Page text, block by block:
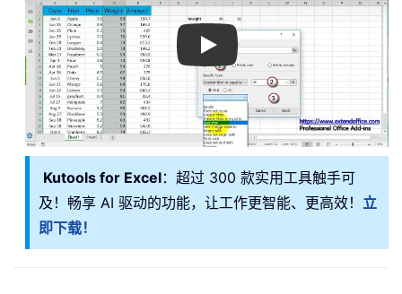
Play
Kutools for Excel：超过 300 款实用工具触手可
及！畅享 AI 驱动的功能，让工作更智能、更高效！ 立
即下载！